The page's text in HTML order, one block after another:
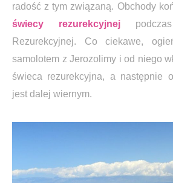
radość z tym związaną. Obchody
świecy rezurekcyjnej
Rezurekcyjnej. Co ciekawe,
samolotem z Jerozolimy i od niego
świeca rezurekcyjna, a następnie
jest dalej wiernym.